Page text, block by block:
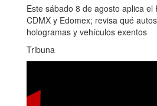
Este sábado 8 de agosto aplica el
CDMX y Edomex; revisa qué
hologramas y vehículos exentos
Tribuna